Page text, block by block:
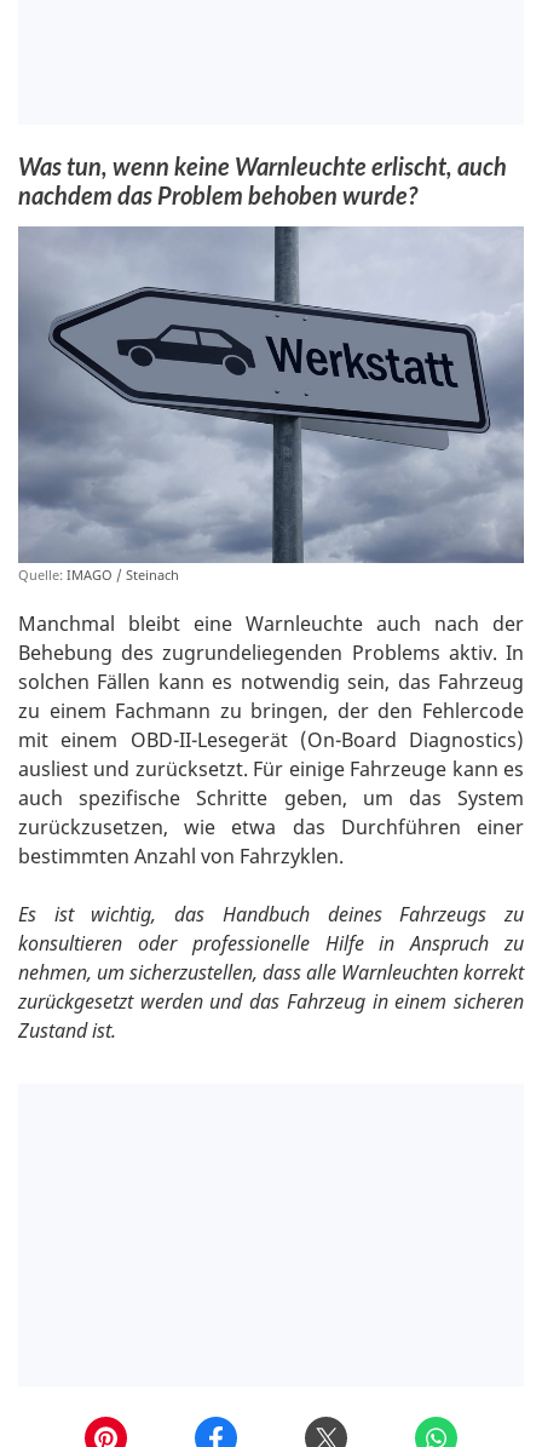
Was tun, wenn keine Warnleuchte erlischt, auch
nachdem das Problem behoben wurde?
Quelle: IMAGO / Steinach
Manchmal bleibt eine Warnleuchte auch nach der
Behebung des zugrundeliegenden Problems aktiv. In
solchen Fällen kann es notwendig sein, das Fahrzeug
zu einem Fachmann zu bringen, der den Fehlercode
mit einem OBD-II-Lesegerät (On-Board Diagnostics)
ausliest und zurücksetzt. Für einige Fahrzeuge kann es
auch spezifische Schritte geben, um das System
zurückzusetzen, wie etwa das Durchführen einer
bestimmten Anzahl von Fahrzyklen.
Es ist wichtig, das Handbuch deines Fahrzeugs zu
konsultieren oder professionelle Hilfe in Anspruch zu
nehmen, um sicherzustellen, dass alle Warnleuchten korrekt
zurückgesetzt werden und das Fahrzeug in einem sicheren
Zustand ist.